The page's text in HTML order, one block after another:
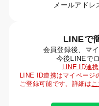
メールアドレ
LINEで
会員登録後、マ
今後LINEで
LINE ID連
LINE ID連携はマイページ
ご登録可能です。詳細は